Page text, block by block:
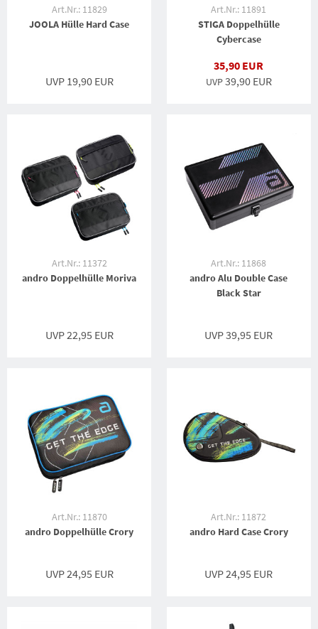
Art.Nr.: 11829
JOOLA Hülle Hard Case
UVP 19,90 EUR
Art.Nr.: 11891
STIGA Doppelhülle
Cybercase
35,90 EUR
UVP39,90 EUR
Art.Nr.: 11372
andro Doppelhülle Moriva
UVP 22,95 EUR
Art.Nr.: 11868
andro Alu Double Case
Black Star
UVP 39,95 EUR
Art.Nr.: 11870
andro Doppelhülle Crory
UVP 24,95 EUR
Art.Nr.: 11872
andro Hard Case Crory
UVP 24,95 EUR